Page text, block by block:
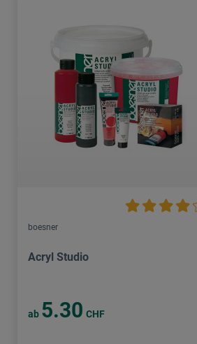
boesner
Acryl Studio
ab 5.30 CHF